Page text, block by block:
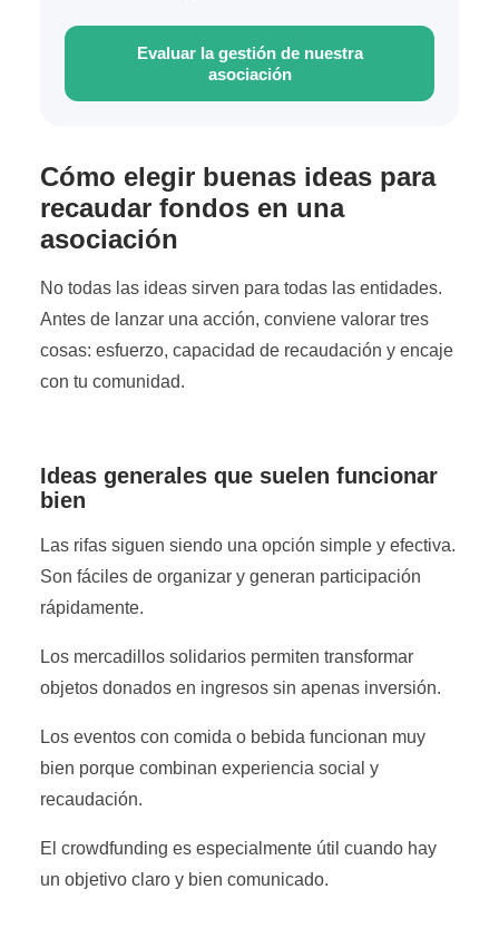
Evaluar la gestión de nuestra
asociación
Cómo elegir buenas ideas para
recaudar fondos en una
asociación
No todas las ideas sirven para todas las entidades.
Antes de lanzar una acción, conviene valorar tres
cosas: esfuerzo, capacidad de recaudación y encaje
con tu comunidad.
Ideas generales que suelen funcionar
bien
Las rifas siguen siendo una opción simple y efectiva.
Son fáciles de organizar y generan participación
rápidamente.
Los mercadillos solidarios permiten transformar
objetos donados en ingresos sin apenas inversión.
Los eventos con comida o bebida funcionan muy
bien porque combinan experiencia social y
recaudación.
El crowdfunding es especialmente útil cuando hay
un objetivo claro y bien comunicado.